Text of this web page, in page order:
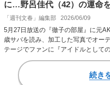
に…野呂佳代（42）の運命
「週刊文春」編集部 2026/06/09
5月27日放送の『徹子の部屋』に元
歳サバを読み、加工した写真でオー
テージでファンに『アイドルとして
を明かし…
続き